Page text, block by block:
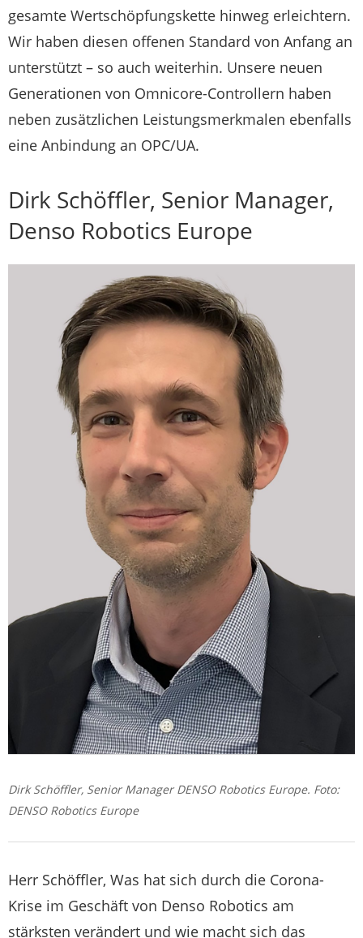
gesamte Wertschöpfungskette hinweg erleichtern.
Wir haben diesen offenen Standard von Anfang an
unterstützt – so auch weiterhin. Unsere neuen
Generationen von Omnicore-Controllern haben
neben zusätzlichen Leistungsmerkmalen ebenfalls
eine Anbindung an OPC/UA.
Dirk Schöffler, Senior Manager,
Denso Robotics Europe
Dirk Schöffler, Senior Manager DENSO Robotics Europe. Foto:
DENSO Robotics Europe
Herr Schöffler, Was hat sich durch die Corona-
Krise im Geschäft von Denso Robotics am
stärksten verändert und wie macht sich das